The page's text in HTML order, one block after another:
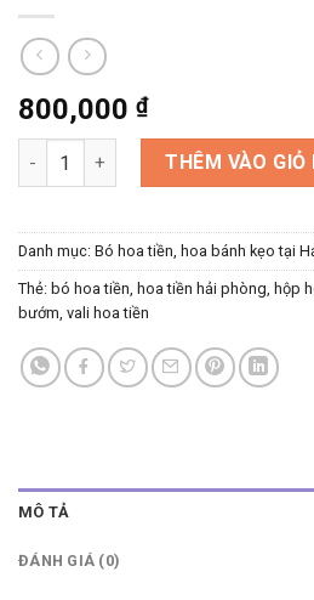
800,000 ₫
Vali hoa tiền, hộp hoa tiền gấp
THÊM VÀO GIỎ
Danh mục: Bó hoa tiền, hoa bánh kẹo tại
Thẻ: bó hoa tiền, hoa tiền hải phòng, hộp
bướm, vali hoa tiền
MÔ TẢ
ĐÁNH GIÁ (0)